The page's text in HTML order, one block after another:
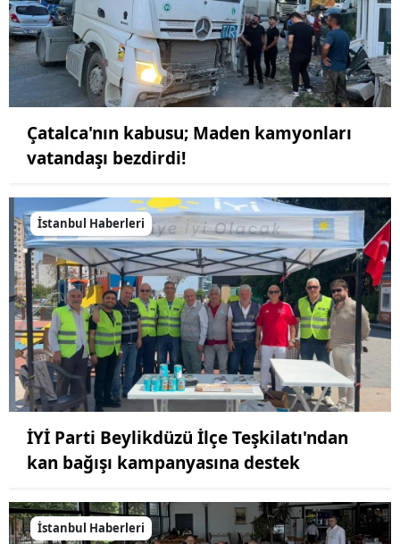
Çatalca'nın kabusu; Maden kamyonları
vatandaşı bezdirdi!
İstanbul Haberleri
İYİ Parti Beylikdüzü İlçe Teşkilatı'ndan
kan bağışı kampanyasına destek
İstanbul Haberleri